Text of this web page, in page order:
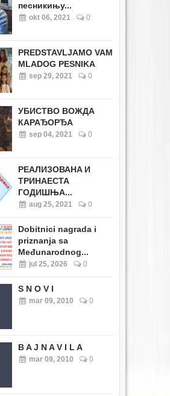
песникињу...
okt 06, 2021 0
PREDSTAVLJAMO VAM
MLADOG PESNIKA
sep 29, 2021 0
УБИСТВО ВОЖДА
КАРАЂОРЂА
sep 04, 2021 0
РЕАЛИЗОВАНA И
ТРИНАЕСТА
ГОДИШЊА...
aug 25, 2021 0
Dobitnici nagrada i
priznanja sa
Međunarodnog...
jul 25, 2026 0
S N O V I
mar 09, 2010 0
B A J N A V I L A
mar 09, 2010 0